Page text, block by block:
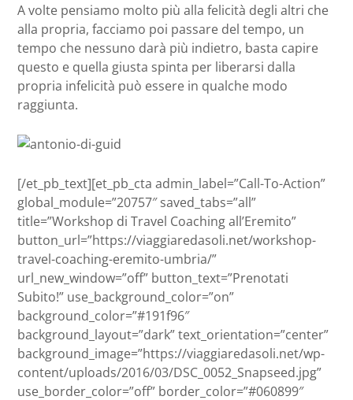
A volte pensiamo molto più alla felicità degli altri che
alla propria, facciamo poi passare del tempo, un
tempo che nessuno darà più indietro, basta capire
questo e quella giusta spinta per liberarsi dalla
propria infelicità può essere in qualche modo
raggiunta.
[/et_pb_text][et_pb_cta admin_label=”Call-To-Action”
global_module=”20757″ saved_tabs=”all”
title=”Workshop di Travel Coaching all’Eremito”
button_url=”https://viaggiaredasoli.net/workshop-
travel-coaching-eremito-umbria/”
url_new_window=”off” button_text=”Prenotati
Subito!” use_background_color=”on”
background_color=”#191f96″
background_layout=”dark” text_orientation=”center”
background_image=”https://viaggiaredasoli.net/wp-
content/uploads/2016/03/DSC_0052_Snapseed.jpg”
use_border_color=”off” border_color=”#060899″